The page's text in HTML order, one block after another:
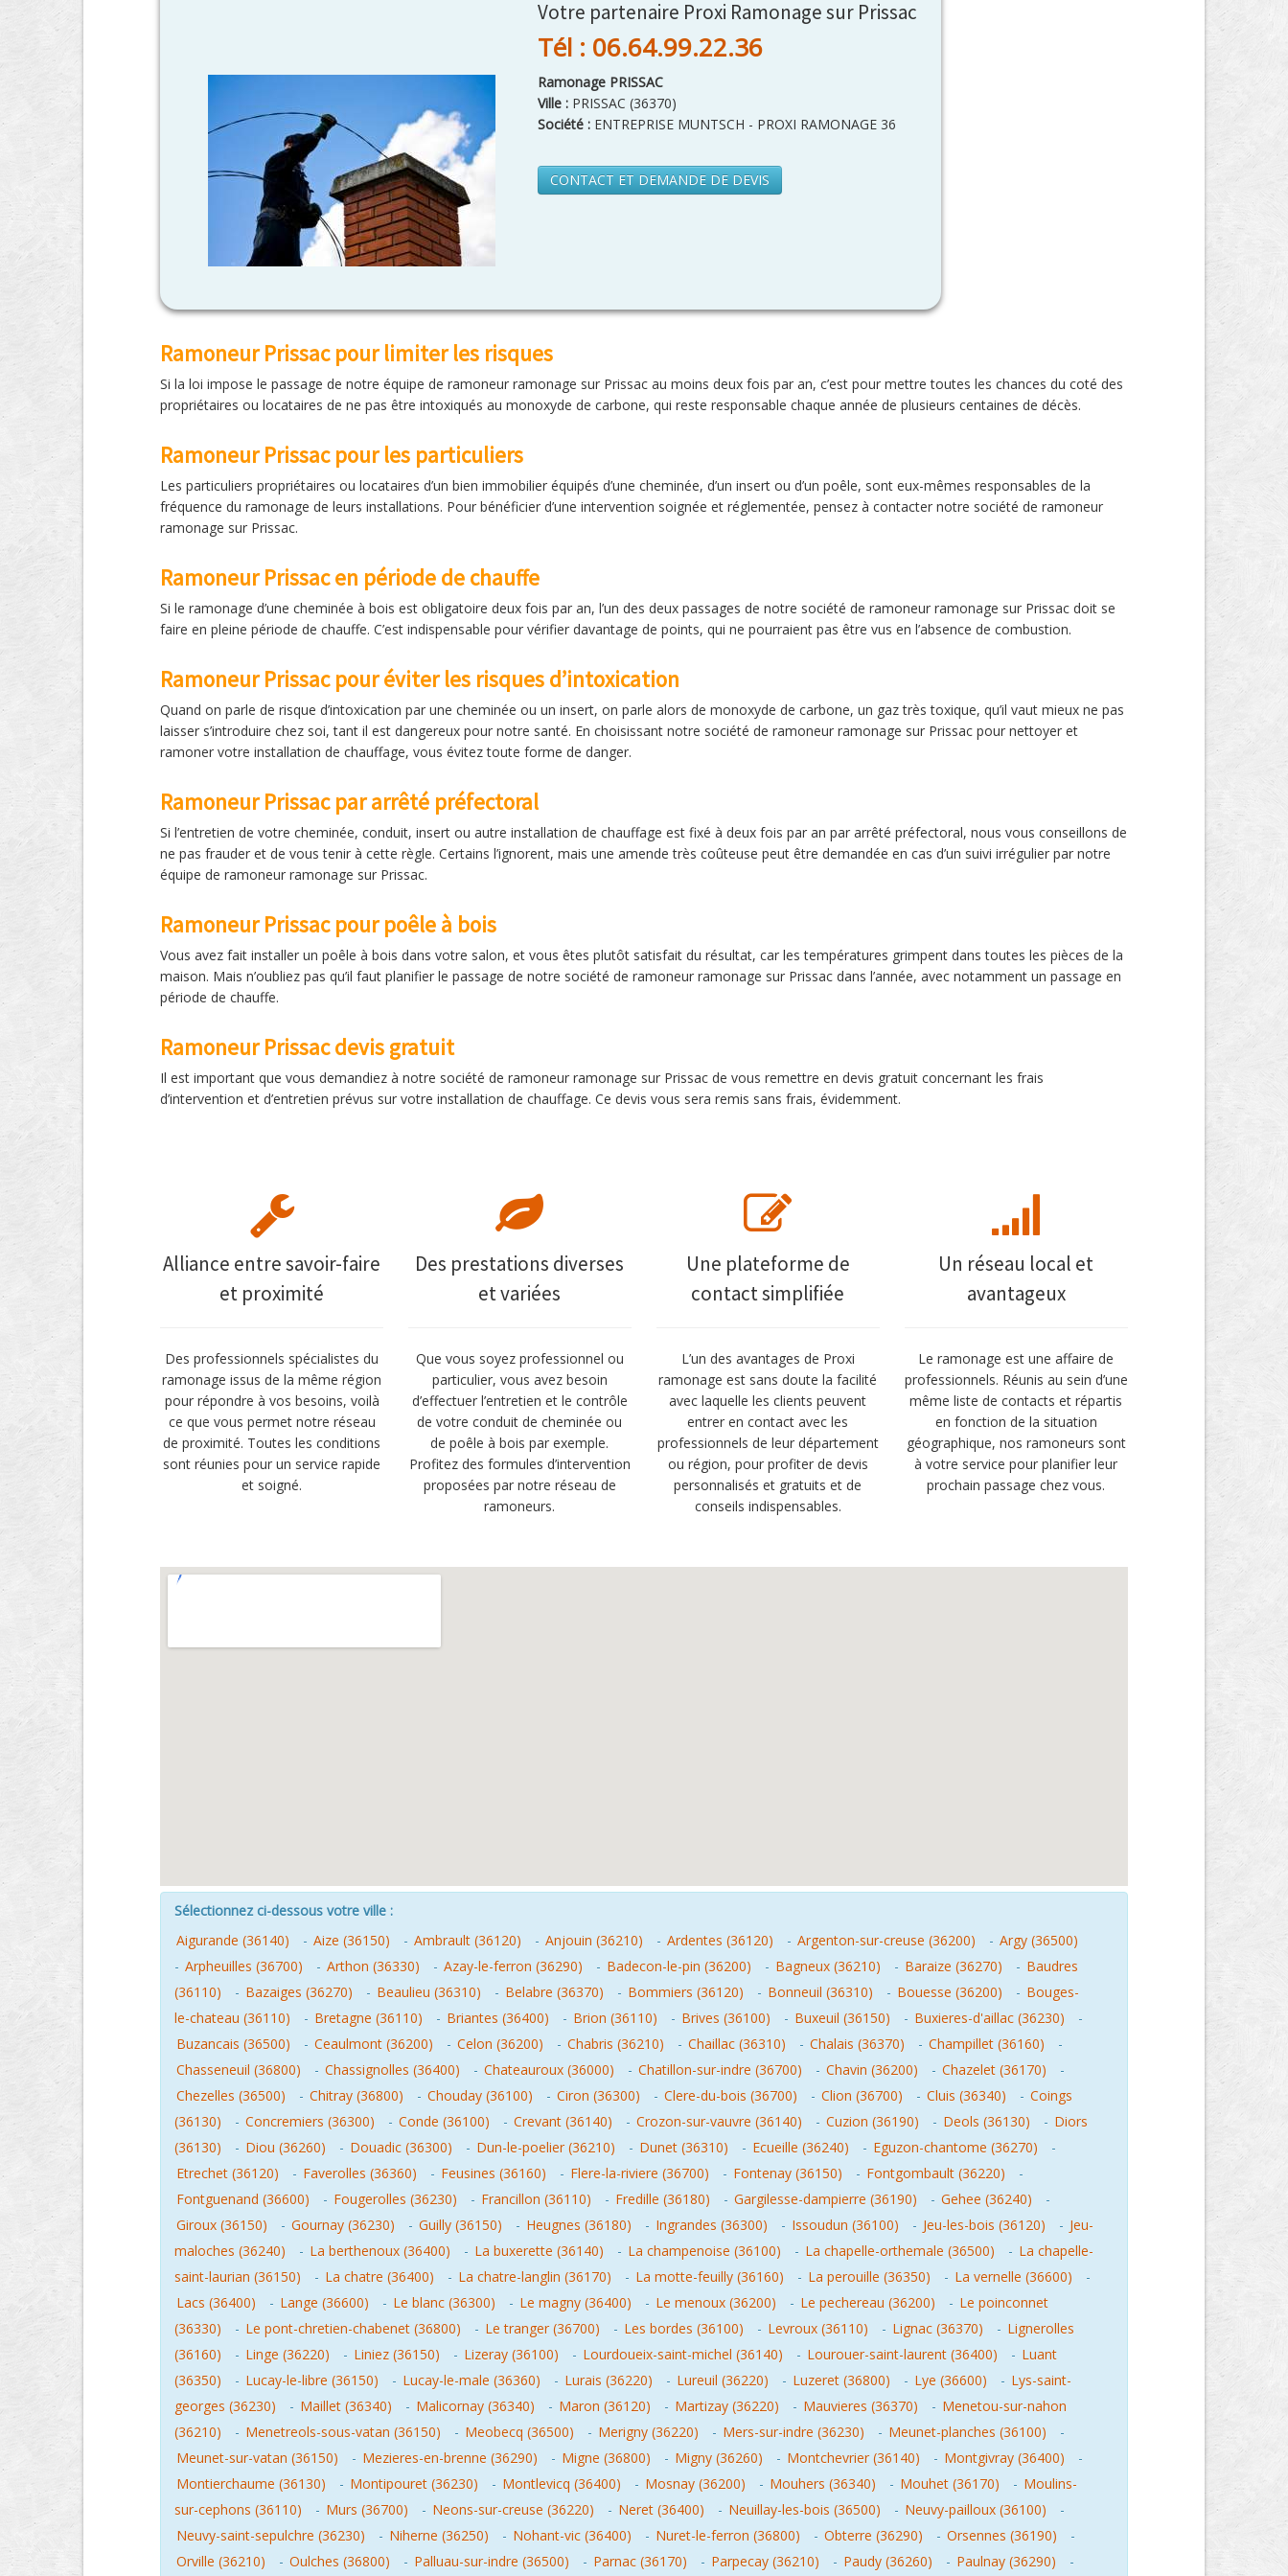
Votre partenaire Proxi Ramonage sur Prissac
Tél : 06.64.99.22.36
Ramonage PRISSAC
Ville : PRISSAC (36370)
Société : ENTREPRISE MUNTSCH - PROXI RAMONAGE 36
CONTACT ET DEMANDE DE DEVIS
Ramoneur Prissac pour limiter les risques
Si la loi impose le passage de notre équipe de ramoneur ramonage sur Prissac au moins deux fois par an, c’est pour mettre toutes les chances du coté des
propriétaires ou locataires de ne pas être intoxiqués au monoxyde de carbone, qui reste responsable chaque année de plusieurs centaines de décès.
Ramoneur Prissac pour les particuliers
Les particuliers propriétaires ou locataires d’un bien immobilier équipés d’une cheminée, d’un insert ou d’un poêle, sont eux-mêmes responsables de la
fréquence du ramonage de leurs installations. Pour bénéficier d’une intervention soignée et réglementée, pensez à contacter notre société de ramoneur
ramonage sur Prissac.
Ramoneur Prissac en période de chauffe
Si le ramonage d’une cheminée à bois est obligatoire deux fois par an, l’un des deux passages de notre société de ramoneur ramonage sur Prissac doit se
faire en pleine période de chauffe. C’est indispensable pour vérifier davantage de points, qui ne pourraient pas être vus en l’absence de combustion.
Ramoneur Prissac pour éviter les risques d’intoxication
Quand on parle de risque d’intoxication par une cheminée ou un insert, on parle alors de monoxyde de carbone, un gaz très toxique, qu’il vaut mieux ne pas
laisser s’introduire chez soi, tant il est dangereux pour notre santé. En choisissant notre société de ramoneur ramonage sur Prissac pour nettoyer et
ramoner votre installation de chauffage, vous évitez toute forme de danger.
Ramoneur Prissac par arrêté préfectoral
Si l’entretien de votre cheminée, conduit, insert ou autre installation de chauffage est fixé à deux fois par an par arrêté préfectoral, nous vous conseillons de
ne pas frauder et de vous tenir à cette règle. Certains l’ignorent, mais une amende très coûteuse peut être demandée en cas d’un suivi irrégulier par notre
équipe de ramoneur ramonage sur Prissac.
Ramoneur Prissac pour poêle à bois
Vous avez fait installer un poêle à bois dans votre salon, et vous êtes plutôt satisfait du résultat, car les températures grimpent dans toutes les pièces de la
maison. Mais n’oubliez pas qu’il faut planifier le passage de notre société de ramoneur ramonage sur Prissac dans l’année, avec notamment un passage en
période de chauffe.
Ramoneur Prissac devis gratuit
Il est important que vous demandiez à notre société de ramoneur ramonage sur Prissac de vous remettre en devis gratuit concernant les frais
d’intervention et d’entretien prévus sur votre installation de chauffage. Ce devis vous sera remis sans frais, évidemment.
Alliance entre savoir-faire
et proximité
Des professionnels spécialistes du
ramonage issus de la même région
pour répondre à vos besoins, voilà
ce que vous permet notre réseau
de proximité. Toutes les conditions
sont réunies pour un service rapide
et soigné.
Des prestations diverses
et variées
Que vous soyez professionnel ou
particulier, vous avez besoin
d’effectuer l’entretien et le contrôle
de votre conduit de cheminée ou
de poêle à bois par exemple.
Profitez des formules d’intervention
proposées par notre réseau de
ramoneurs.
Une plateforme de
contact simplifiée
L’un des avantages de Proxi
ramonage est sans doute la facilité
avec laquelle les clients peuvent
entrer en contact avec les
professionnels de leur département
ou région, pour profiter de devis
personnalisés et gratuits et de
conseils indispensables.
Un réseau local et
avantageux
Le ramonage est une affaire de
professionnels. Réunis au sein d’une
même liste de contacts et répartis
en fonction de la situation
géographique, nos ramoneurs sont
à votre service pour planifier leur
prochain passage chez vous.
Sélectionnez ci-dessous votre ville :
Aigurande (36140)
- Aize (36150) - Ambrault (36120) - Anjouin (36210) - Ardentes (36120) - Argenton-sur-creuse (36200) - Argy (36500)
- Arpheuilles (36700) - Arthon (36330) - Azay-le-ferron (36290) - Badecon-le-pin (36200) - Bagneux (36210) - Baraize (36270) - Baudres
(36110)
- Bazaiges (36270) - Beaulieu (36310) - Belabre (36370) - Bommiers (36120) - Bonneuil (36310) - Bouesse (36200) - Bouges-
le-chateau (36110)
- Bretagne (36110) - Briantes (36400) - Brion (36110) - Brives (36100) - Buxeuil (36150) - Buxieres-d'aillac (36230)
-
Buzancais (36500)
- Ceaulmont (36200) - Celon (36200) - Chabris (36210) - Chaillac (36310) - Chalais (36370) - Champillet (36160)
-
Chasseneuil (36800)
- Chassignolles (36400) - Chateauroux (36000) - Chatillon-sur-indre (36700) - Chavin (36200) - Chazelet (36170)
-
Chezelles (36500)
- Chitray (36800) - Chouday (36100) - Ciron (36300) - Clere-du-bois (36700) - Clion (36700) - Cluis (36340) - Coings
(36130)
- Concremiers (36300) - Conde (36100) - Crevant (36140) - Crozon-sur-vauvre (36140) - Cuzion (36190) - Deols (36130) - Diors
(36130)
- Diou (36260) - Douadic (36300) - Dun-le-poelier (36210) - Dunet (36310) - Ecueille (36240) - Eguzon-chantome (36270)
-
Etrechet (36120)
- Faverolles (36360) - Feusines (36160) - Flere-la-riviere (36700) - Fontenay (36150) - Fontgombault (36220)
-
Fontguenand (36600)
- Fougerolles (36230) - Francillon (36110) - Fredille (36180) - Gargilesse-dampierre (36190) - Gehee (36240)
-
Giroux (36150)
- Gournay (36230) - Guilly (36150) - Heugnes (36180) - Ingrandes (36300) - Issoudun (36100) - Jeu-les-bois (36120) - Jeu-
maloches (36240)
- La berthenoux (36400) - La buxerette (36140) - La champenoise (36100) - La chapelle-orthemale (36500) - La chapelle-
saint-laurian (36150)
- La chatre (36400) - La chatre-langlin (36170) - La motte-feuilly (36160) - La perouille (36350) - La vernelle (36600)
-
Lacs (36400)
- Lange (36600) - Le blanc (36300) - Le magny (36400) - Le menoux (36200) - Le pechereau (36200) - Le poinconnet
(36330)
- Le pont-chretien-chabenet (36800) - Le tranger (36700) - Les bordes (36100) - Levroux (36110) - Lignac (36370) - Lignerolles
(36160)
- Linge (36220) - Liniez (36150) - Lizeray (36100) - Lourdoueix-saint-michel (36140) - Lourouer-saint-laurent (36400) - Luant
(36350)
- Lucay-le-libre (36150) - Lucay-le-male (36360) - Lurais (36220) - Lureuil (36220) - Luzeret (36800) - Lye (36600) - Lys-saint-
georges (36230)
- Maillet (36340) - Malicornay (36340) - Maron (36120) - Martizay (36220) - Mauvieres (36370) - Menetou-sur-nahon
(36210)
- Menetreols-sous-vatan (36150) - Meobecq (36500) - Merigny (36220) - Mers-sur-indre (36230) - Meunet-planches (36100)
-
Meunet-sur-vatan (36150)
- Mezieres-en-brenne (36290) - Migne (36800) - Migny (36260) - Montchevrier (36140) - Montgivray (36400)
-
Montierchaume (36130)
- Montipouret (36230) - Montlevicq (36400) - Mosnay (36200) - Mouhers (36340) - Mouhet (36170) - Moulins-
sur-cephons (36110)
- Murs (36700) - Neons-sur-creuse (36220) - Neret (36400) - Neuillay-les-bois (36500) - Neuvy-pailloux (36100)
-
Neuvy-saint-sepulchre (36230)
- Niherne (36250) - Nohant-vic (36400) - Nuret-le-ferron (36800) - Obterre (36290) - Orsennes (36190)
-
Orville (36210)
- Oulches (36800) - Palluau-sur-indre (36500) - Parnac (36170) - Parpecay (36210) - Paudy (36260) - Paulnay (36290) -